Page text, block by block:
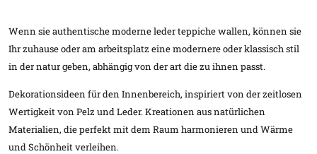
Wenn sie authentische moderne leder teppiche wallen, können sie
Ihr zuhause oder am arbeitsplatz eine modernere oder klassisch stil
in der natur geben, abhängig von der art die zu ihnen passt.
Dekorationsideen für den Innenbereich, inspiriert von der zeitlosen
Wertigkeit von Pelz und Leder. Kreationen aus natürlichen
Materialien, die perfekt mit dem Raum harmonieren und Wärme
und Schönheit verleihen.